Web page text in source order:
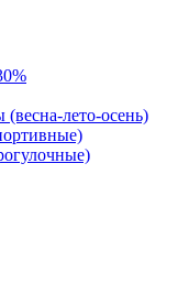
лето-осень)